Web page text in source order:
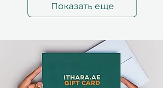
Показать еще